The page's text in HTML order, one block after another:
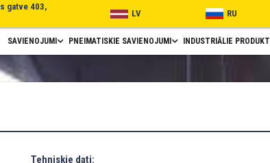
gatve 403,
LV RU
SAVIENOJUMI PNEIMATISKIE SAVIENOJUMI INDUSTRIĀLIE PRODUKTI
Tehniskie dati: